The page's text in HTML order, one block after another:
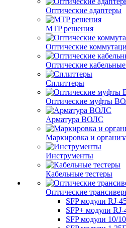
Оптические адаптеры
MTP решения
Оптические
Оптические
Сплиттеры
Оптические муфты
Арматура ВОЛС
Маркировка и
Инструменты
Кабельные тестеры
Оптические
SFP модули RJ-
SFP+ модули
SFP модули 10/